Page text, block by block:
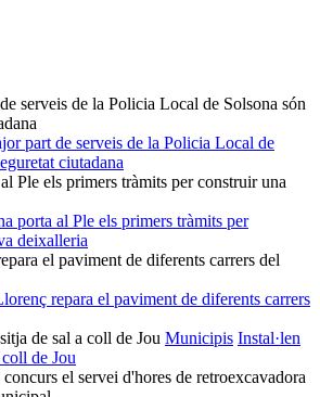
part de serveis de la Policia Local de
ciutadana
porta al Ple els primers tràmits per
deixalleria
repara el paviment de diferents carrers
Municipis Instal·len
de Jou